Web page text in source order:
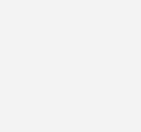
Heizungen in Deutschland älter
Mio. Heizungen modernisiert
zu schaffen. Mit der letzten
der rund 18,8 Mio.
im Bestand auf die
Unter den BDH-Mitgliedern
existieren, welche der
welchem Teil dafür in der nächsten